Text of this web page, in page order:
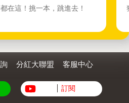
在這！挑一本，跳進去！
分紅大聯盟 客服中心
訂閱